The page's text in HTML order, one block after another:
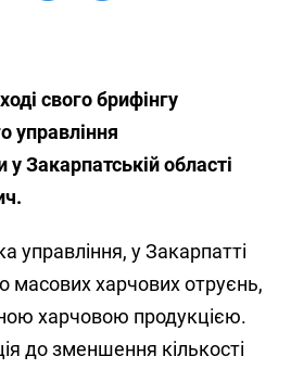
свого брифінгу
управління
Закарпатській області
управління, у Закарпатті
масових харчових отруєнь,
харчовою продукцією.
до зменшення кількості